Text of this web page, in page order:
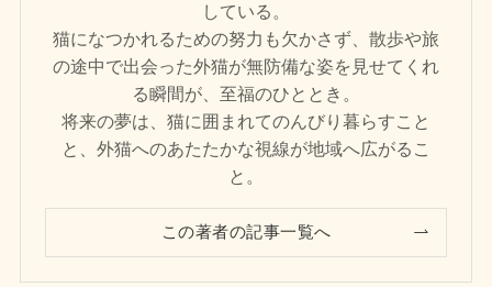
している。
猫になつかれるための努力も欠かさず、散歩や旅
の途中で出会った外猫が無防備な姿を見せてくれ
る瞬間が、至福のひととき。
将来の夢は、猫に囲まれてのんびり暮らすこと
と、外猫へのあたたかな視線が地域へ広がるこ
と。
この著者の記事一覧へ